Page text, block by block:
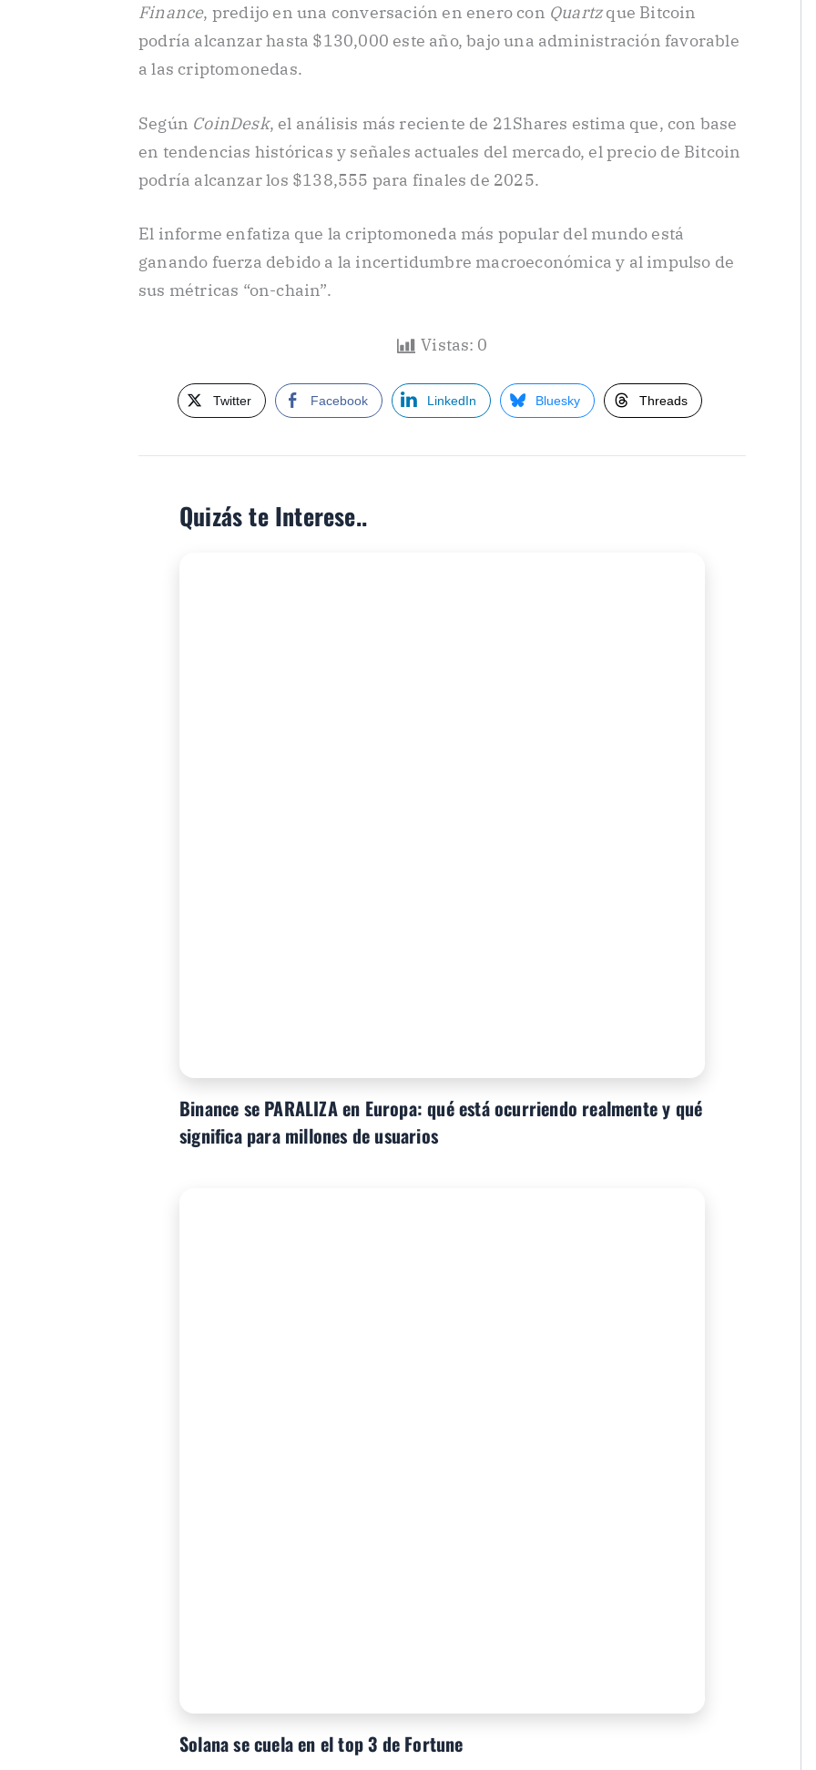
Finance, predijo en una conversación en enero con Quartzque Bitcoin
podría alcanzar hasta $130,000 este año, bajo una administración favorable
a las criptomonedas.
Según CoinDesk, el análisis más reciente de 21Shares estima que, con base
en tendencias históricas y señales actuales del mercado, el precio de Bitcoin
podría alcanzar los $138,555 para finales de 2025.
El informe enfatiza que la criptomoneda más popular del mundo está
ganando fuerza debido a la incertidumbre macroeconómica y al impulso de
sus métricas “on-chain”.
Vistas: 0
Twitter Facebook LinkedIn Bluesky Threads
Quizás te Interese..
Binance se PARALIZA en Europa: qué está ocurriendo realmente y qué
significa para millones de usuarios
Solana se cuela en el top 3 de Fortune